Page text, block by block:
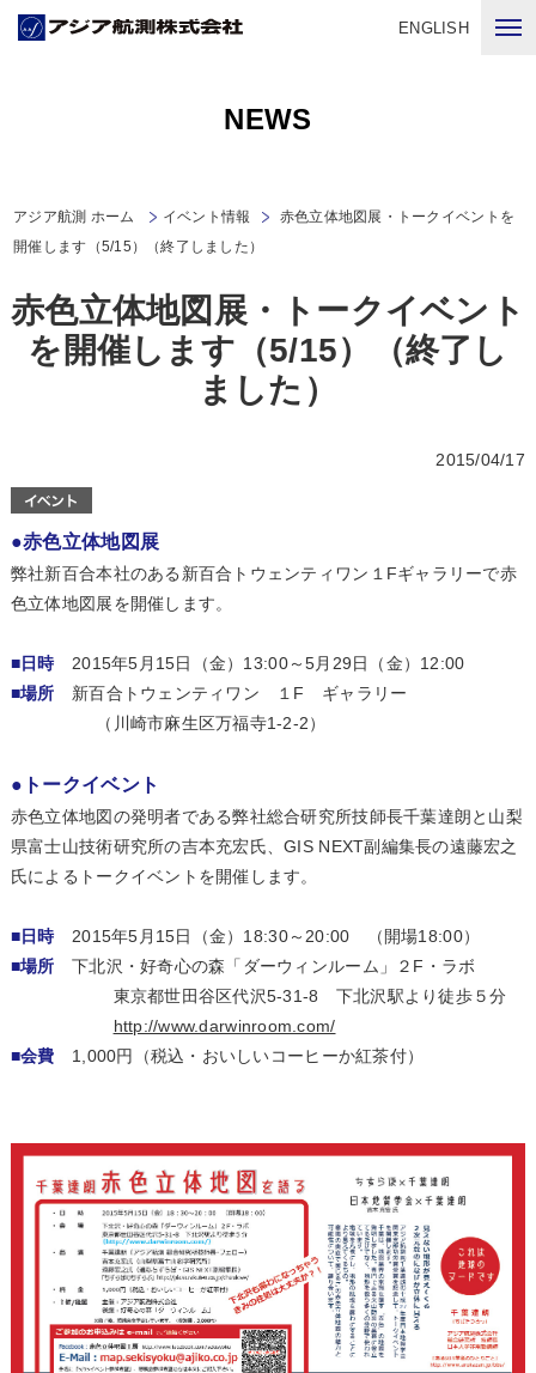
ENGLISH
NEWS
アジア航測 ホーム イベント情報
赤色立体地図展・トークイベントを
開催します（5/15）（終了しました）
赤色立体地図展・トークイベント
を開催します（5/15）（終了し
ました）
2015/04/17
●赤色立体地図展
弊社新百合本社のある新百合トウェンティワン１Fギャラリーで赤
色立体地図展を開催します。
■日時2015年5月15日（金）13:00～5月29日（金）12:00
■場所 新百合トウェンティワン １F ギャラリー
（川崎市麻生区万福寺1-2-2）
●トークイベント
赤色立体地図の発明者である弊社総合研究所技師長千葉達朗と山梨
県富士山技術研究所の吉本充宏氏、GIS NEXT副編集長の遠藤宏之
氏によるトークイベントを開催します。
■日時2015年5月15日（金）18:30～20:00 （開場18:00）
■場所 下北沢・好奇心の森「ダーウィンルーム」２F・ラボ
東京都世田谷区代沢5-31-8 下北沢駅より徒歩５分
http://www.darwinroom.com/
■会費 1,000円（税込・おいしいコーヒーか紅茶付）